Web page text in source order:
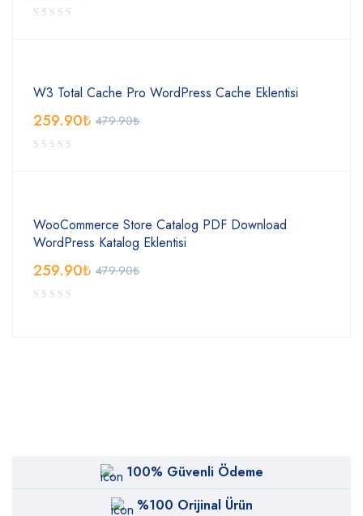
W3 Total Cache Pro WordPress Cache Eklentisi
479.90₺
259.90₺
WooCommerce Store Catalog PDF Download
WordPress Katalog Eklentisi
479.90₺
259.90₺
100% Güvenli Ödeme
%100 Orijinal Ürün